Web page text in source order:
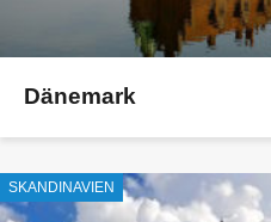
Dänemark
SKANDINAVIEN